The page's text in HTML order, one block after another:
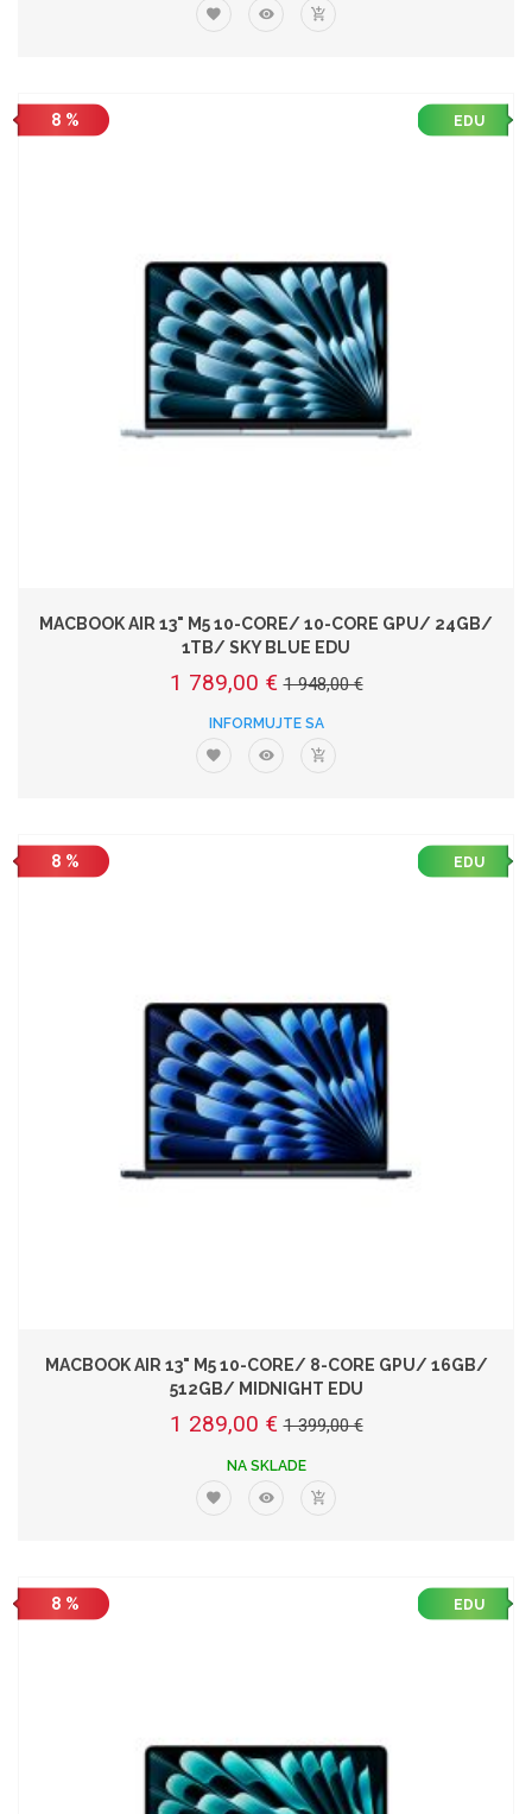
8 % EDU
MACBOOK AIR 13" M5 10-CORE/ 10-CORE GPU/ 24GB/
1TB/ SKY BLUE EDU
1 789,00 € 1 948,00 €
INFORMUJTE SA
8 % EDU
MACBOOK AIR 13" M5 10-CORE/ 8-CORE GPU/ 16GB/
512GB/ MIDNIGHT EDU
1 289,00 € 1 399,00 €
NA SKLADE
8 % EDU